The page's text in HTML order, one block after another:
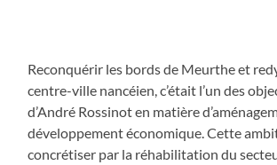
Reconquérir les bords de Meurthe et
centre-ville nancéien, c’était l’un des
d’André Rossinot en matière
développement économique. Cette
concrétiser par la réhabilitation du